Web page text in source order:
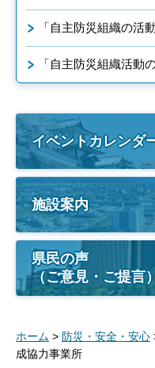
「自主防災組織の活
「自主防災組織活動
イベントカレンダ
施設案内
県民の声
（ご意見・ご提言）
ホーム > 防災・安全・安心
成協力事業所